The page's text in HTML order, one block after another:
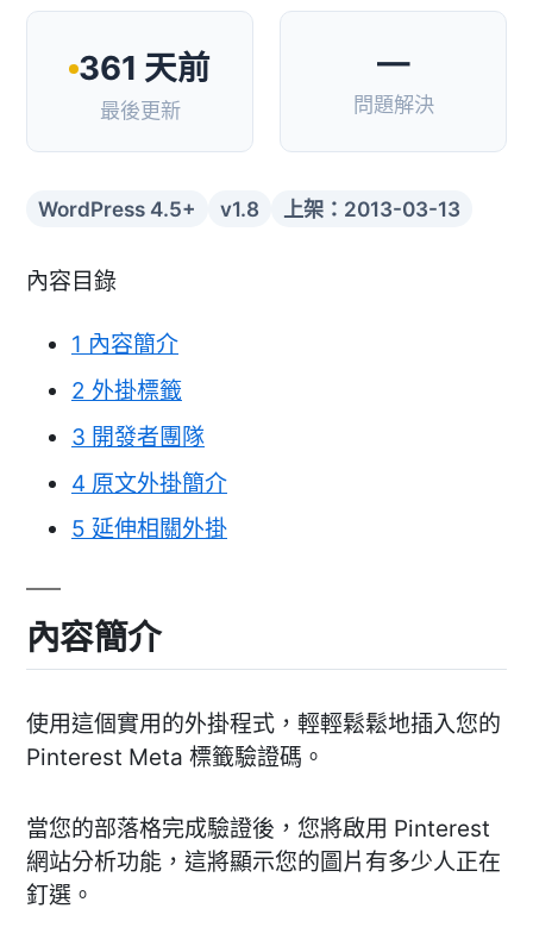
361 天前
最後更新
—
問題解決
WordPress 4.5+ v1.8 上架：2013-03-13
內容目錄
1 內容簡介
2 外掛標籤
3 開發者團隊
4 原文外掛簡介
5 延伸相關外掛
內容簡介
使用這個實用的外掛程式，輕輕鬆鬆地插入您的
Pinterest Meta 標籤驗證碼。
當您的部落格完成驗證後，您將啟用 Pinterest
網站分析功能，這將顯示您的圖片有多少人正在
釘選。